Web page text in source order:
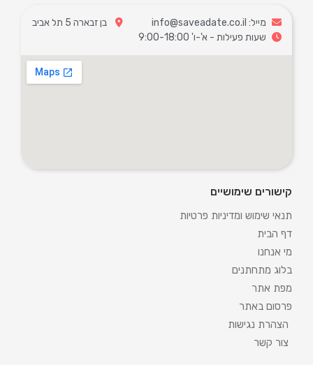
מייל: info@saveadate.co.il
בן זבארה 5 תל אביב
שעות פעילות - א'-ו' 9:00-18:00
קישורים שימושיים
תנאי שימוש ומדיניות פרטיות
דף הבית
מי אנחנו
בלוג מתחתנים
מפת אתר
פרסום באתר
הצהרת נגישות
צור קשר